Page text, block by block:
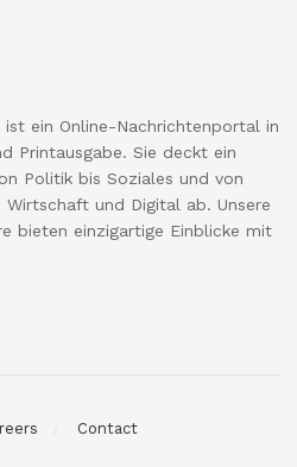
ist ein Online-Nachrichtenportal in
Printausgabe. Sie deckt ein
Politik bis Soziales und von
und Digital ab. Unsere
bieten einzigartige Einblicke mit
Contact